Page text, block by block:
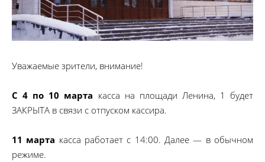
Уважаемые зрители, внимание!
С 4 по 10 марта касса на площади Ленина, 1 будет
ЗАКРЫТА в связи с отпуском кассира.
11 марта касса работает с 14:00. Далее — в обычном
режиме.